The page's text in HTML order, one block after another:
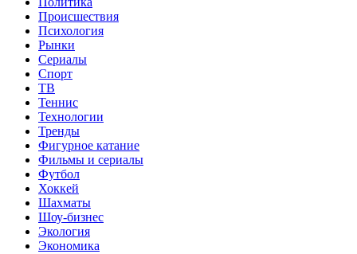
Происшествия
Психология
Рынки
Сериалы
Спорт
ТВ
Теннис
Технологии
Тренды
Фигурное катание
Фильмы и сериалы
Футбол
Хоккей
Шахматы
Шоу-бизнес
Экология
Экономика